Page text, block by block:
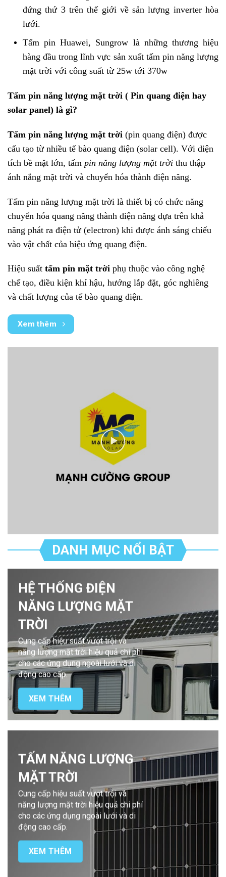
đứng thứ 3 trên thế giới về sản lượng inverter hòa
lưới.
Tấm pin Huawei, Sungrow là những thương hiệu
hàng đầu trong lĩnh vực sản xuất tấm pin năng lượng
mặt trời với công suất từ 25w tới 370w
Tấm pin năng lượng mặt trời ( Pin quang điện hay
solar panel) là gì?
Tấm pin năng lượng mặt trời (pin quang điện) được
cấu tạo từ nhiều tế bào quang điện (solar cell). Với diện
tích bề mặt lớn, tấm pin năng lượng mặt trời thu thập
ánh nắng mặt trời và chuyển hóa thành điện năng.
Tấm pin năng lượng mặt trời là thiết bị có chức năng
chuyển hóa quang năng thành điện năng dựa trên khả
năng phát ra điện tử (electron) khi được ánh sáng chiếu
vào vật chất của hiệu ứng quang điện.
Hiệu suất tấm pin mặt trời phụ thuộc vào công nghệ
chế tạo, điều kiện khí hậu, hướng lắp đặt, góc nghiêng
và chất lượng của tế bào quang điện.
Xem thêm
DANH MỤC NỔI BẬT
HỆ THỐNG ĐIỆN
NĂNG LƯỢNG MẶT
TRỜI
Cung cấp hiệu suất vượt trội và
năng lượng mặt trời hiệu quả chi phí
cho các ứng dụng ngoài lưới và di
động cao cấp.
XEM THÊM
TẤM NĂNG LƯỢNG
MẶT TRỜI
Cung cấp hiệu suất vượt trội và
năng lượng mặt trời hiệu quả chi phí
cho các ứng dụng ngoài lưới và di
động cao cấp.
XEM THÊM